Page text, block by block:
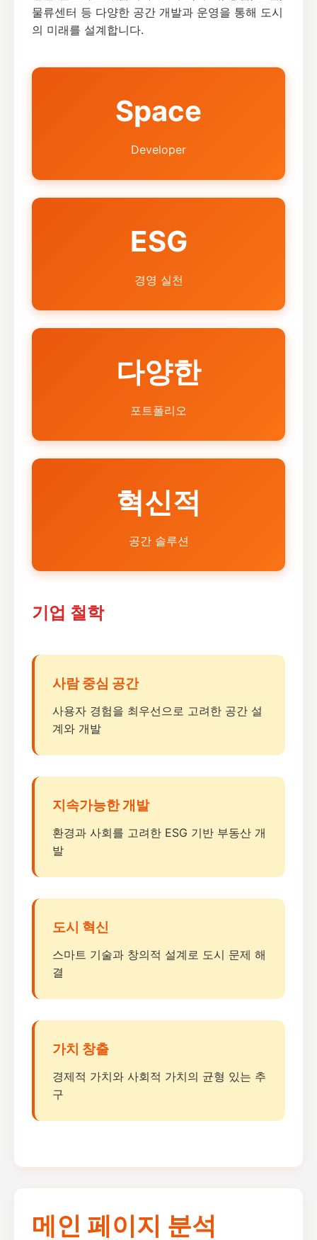
물류센터 등 다양한 공간 개발과 운영을 통해 도시
의 미래를 설계합니다.
Space
Developer
ESG
경영 실천
다양한
포트폴리오
혁신적
공간 솔루션
기업 철학
사람 중심 공간
사용자 경험을 최우선으로 고려한 공간 설
계와 개발
지속가능한 개발
환경과 사회를 고려한 ESG 기반 부동산 개
발
도시 혁신
스마트 기술과 창의적 설계로 도시 문제 해
결
가치 창출
경제적 가치와 사회적 가치의 균형 있는 추
구
메인 페이지 분석